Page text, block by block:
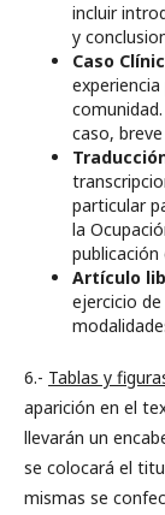
incluir
y
Caso
caso,
particular
la
Artículo
ejercicio de
6.- Tablas y
aparición en el
llevarán un
se colocará el
mismas se